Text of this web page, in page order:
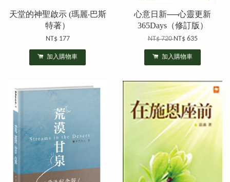
天堂的神聖啟示 (瑪麗‧巴斯
特著）
NT$ 177
加入購物車
心意日新──心靈更新
365Days（修訂版）
NT$ 720NT$ 635
加入購物車